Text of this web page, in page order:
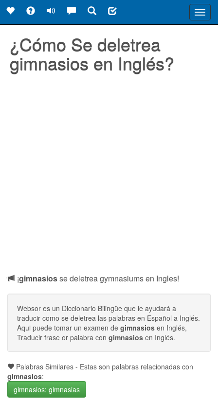
¿Cómo Se deletrea
gimnasios en Inglés?
¡gimnasiosse deletrea gymnasiums en Ingles!
Websor es un Diccionario Bilingüe que le ayudará a
traducir como se deletrea las palabras en Español a Inglés.
Aqui puede tomar un examen de gimnasios en Inglés,
Traducir frase or palabra con gimnasios en Inglés.
Palabras Similares - Estas son palabras relacionadas con
gimnasios:
gimnasios; gimnasias